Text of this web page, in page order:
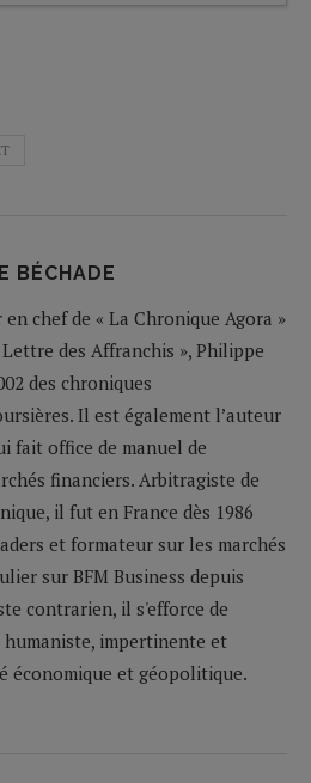
BÉCHADE
en chef de « La Chronique Agora »
des Affranchis », Philippe
des chroniques
Il est également l’auteur
fait office de manuel de
financiers. Arbitragiste de
il fut en France dès 1986
et formateur sur les marchés
sur BFM Business depuis
contrarien, il s'efforce de
impertinente et
économique et géopolitique.